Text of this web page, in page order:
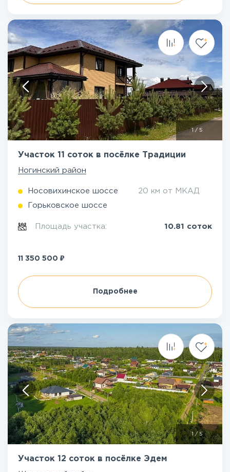
1/ 5
Участок 11 соток в посёлке Традиции
Ногинский район
Носовихинское шоссе 20 км от МКАД
Горьковское шоссе
Площадь участка: 10.81 соток
11 350 500 ₽
Подробнее
1 /5
Участок 12 соток в посёлке Эдем